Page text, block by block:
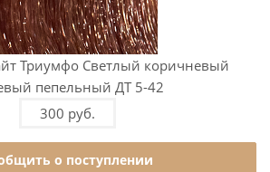
Триумфо Светлый коричневый
пепельный ДТ 5-42
300 руб.
о поступлении